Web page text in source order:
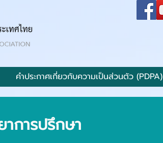
คำประกาศเกี่ยวกับความเป็นส่วนตัว (PDPA)
การปรึกษา